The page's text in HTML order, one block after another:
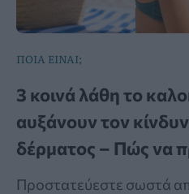
ΠΟΙΑ ΕΙΝΑΙ;
3 κοινά λάθη το
αυξάνουν τον
δέρματος – Πώς να
Προστατεύεστε σωστά